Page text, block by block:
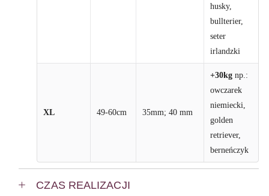
husky,
bullterier,
seter
irlandzki
XL 49-60cm 35mm; 40 mm
+30kg np.:
owczarek
niemiecki,
golden
retriever,
berneńczyk
CZAS REALIZACJI